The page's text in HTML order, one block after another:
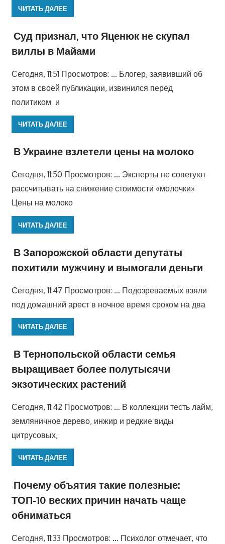
ЧИТАТЬ ДАЛЕЕ
Суд признал, что Яценюк не скупал
виллы в Майами
Сегодня, 11:51 Просмотров: … Блогер, заявивший об
этом в своей публикации, извинился перед
политиком и
ЧИТАТЬ ДАЛЕЕ
В Украине взлетели цены на молоко
Сегодня, 11:50 Просмотров: … Эксперты не советуют
рассчитывать на снижение стоимости «молочки»
Цены на молоко
ЧИТАТЬ ДАЛЕЕ
В Запорожской области депутаты
похитили мужчину и вымогали деньги
Сегодня, 11:47 Просмотров: … Подозреваемых взяли
под домашний арест в ночное время сроком на два
ЧИТАТЬ ДАЛЕЕ
В Тернопольской области семья
выращивает более полутысячи
экзотических растений
Сегодня, 11:42 Просмотров: … В коллекции тесть лайм,
земляничное дерево, инжир и редкие виды
цитрусовых,
ЧИТАТЬ ДАЛЕЕ
Почему объятия такие полезные:
ТОП-10 веских причин начать чаще
обниматься
Сегодня, 11:33 Просмотров: … Психолог отмечает, что